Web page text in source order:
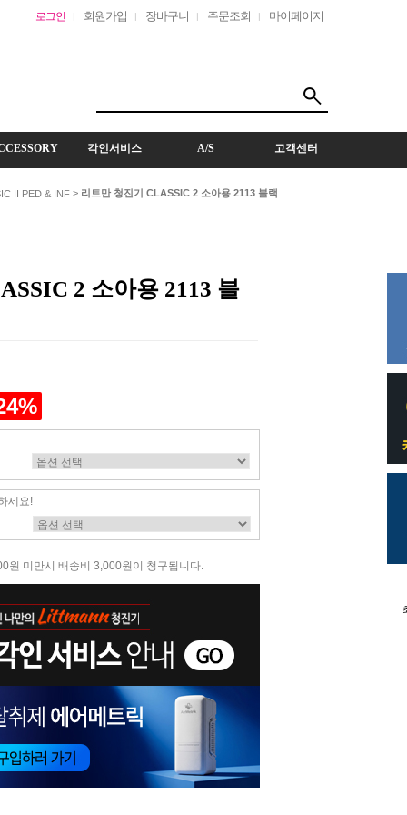
로그인 회원가입 장바구니 주문조회 마이페이지
각인서비스 A/S 고객센터
II PED & INF > 리트만 청진기 CLASSIC 2 소아용 2113 블랙
2 소아용 2113 블
%
세요!
원 미만시 배송비 3,000원이 청구됩니다.